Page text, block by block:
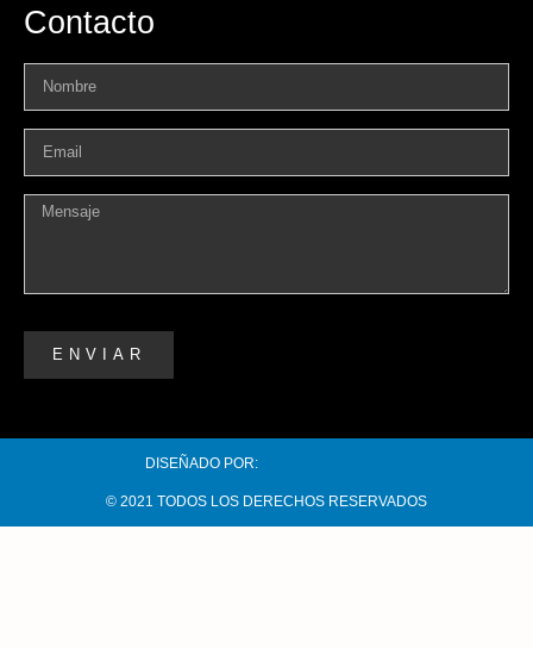
Contacto
ENVIAR
DISEÑADO POR:
© 2021 TODOS LOS DERECHOS RESERVADOS